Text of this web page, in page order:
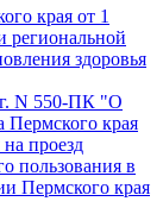
края от 1
региональной
здоровья
г. N 550-ПК "О
Пермского края
проезд
пользования в
Пермского края